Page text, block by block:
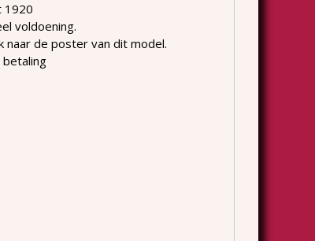
1920
voldoening.
naar de poster van dit model.
betaling